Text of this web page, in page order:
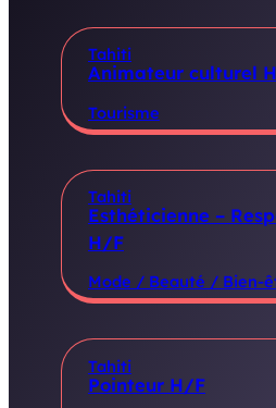
Tahiti
Animateur culturel
Tourisme
Tahiti
Esthéticienne –
H/F
Mode / Beauté / Bien-
Tahiti
Pointeur H/F